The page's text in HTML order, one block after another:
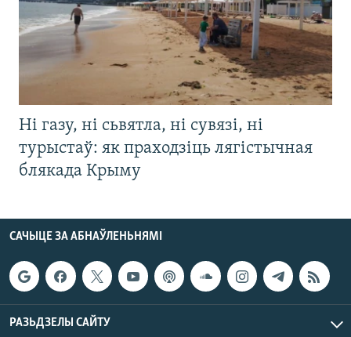
Ні газу, ні сьвятла, ні сувязі, ні
турыстаў: як праходзіць лягістычная
блякада Крыму
САЧЫЦЕ ЗА АБНАЎЛЕНЬНЯМІ
РАЗЬДЗЕЛЫ САЙТУ